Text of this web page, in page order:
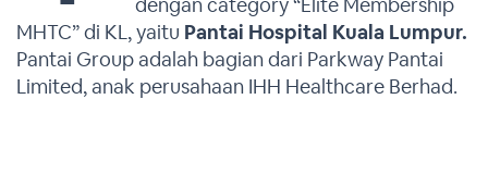
MHTC” di KL, yaitu Pantai Hospital Kuala Lumpur.
Pantai Group adalah bagian dari Parkway Pantai
Limited, anak perusahaan IHH Healthcare Berhad.